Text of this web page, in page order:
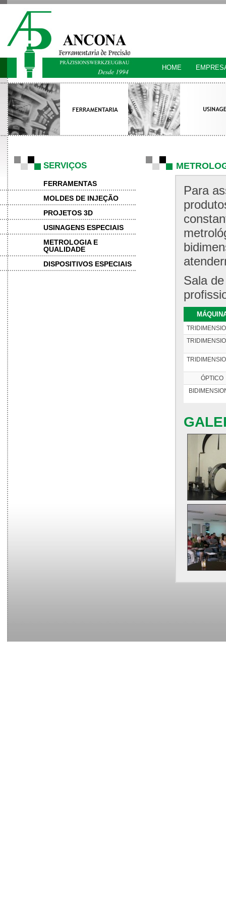
HOME
CONTATO
SERVIÇOS
FERRAMENTAS
MOLDES DE INJEÇÃO
PROJETOS 3D
USINAGENS ESPECIAIS
METROLOGIA E
QUALIDADE
DISPOSITIVOS ESPECIAIS
Para
Sala
ÓPTICO